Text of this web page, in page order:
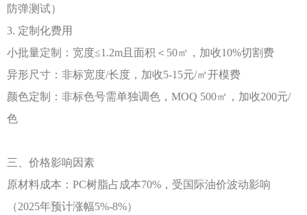
防弹测试）
3. 定制化费用
小批量定制：宽度≤1.2m且面积＜50㎡，加收10%切割费
异形尺寸：非标宽度/长度，加收5-15元/㎡开模费
颜色定制：非标色号需单独调色， MOQ 500㎡，加收200元/
色
三、价格影响因素
原材料成本： PC树脂占成本70%，受国际油价波动影响
（2025年预计涨幅5%-8%）